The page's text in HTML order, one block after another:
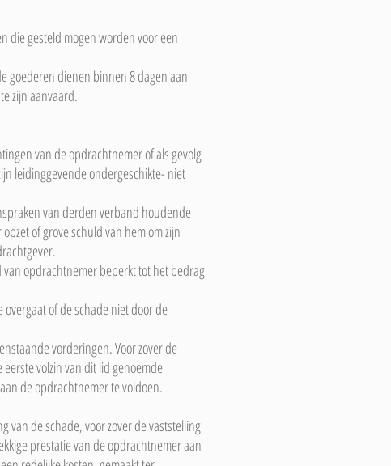
die gesteld mogen worden voor een
goederen dienen binnen 8 dagen aan
zijn aanvaard.
van de opdrachtnemer of als gevolg
leidinggevende ondergeschikte- niet
van derden verband houdende
of grove schuld van hem om zijn
opdrachtnemer beperkt tot het bedrag
of de schade niet door de
vorderingen. Voor zover de
volzin van dit lid genoemde
de opdrachtnemer te voldoen.
van de schade, voor zover de vaststelling
prestatie van de opdrachtnemer aan